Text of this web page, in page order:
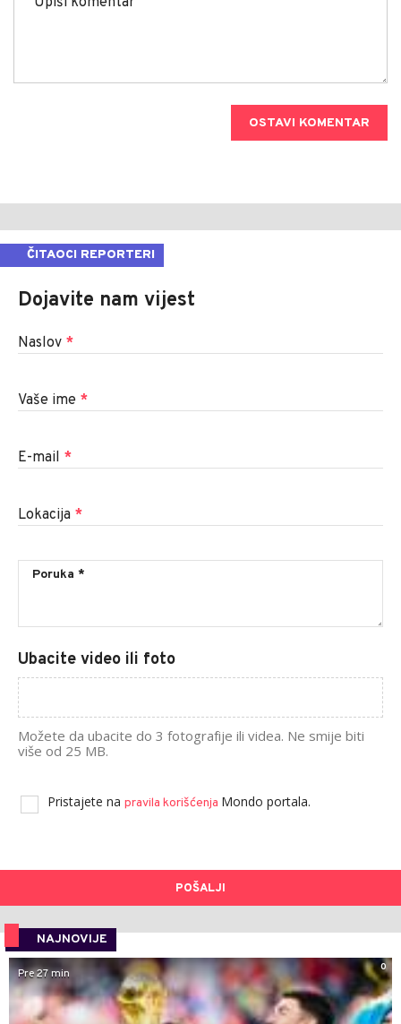
OSTAVI KOMENTAR
ČITAOCI REPORTERI
Dojavite nam vijest
Naslov *
Vaše ime *
E-mail *
Lokacija *
Ubacite video ili foto
Možete da ubacite do 3 fotografije ili videa. Ne smije biti
više od 25 MB.
Pristajete na pravila korišćenja Mondo portala.
POŠALJI
NAJNOVIJE
0
Pre 27 min